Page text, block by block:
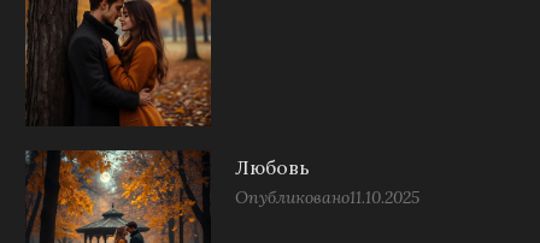
Любовь
Опубликовано11.10.2025